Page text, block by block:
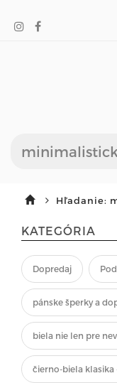
Hľadanie:
KATEGÓRIA
Dopredaj
pánske šperky a
biela nie len pre
čierno-biela